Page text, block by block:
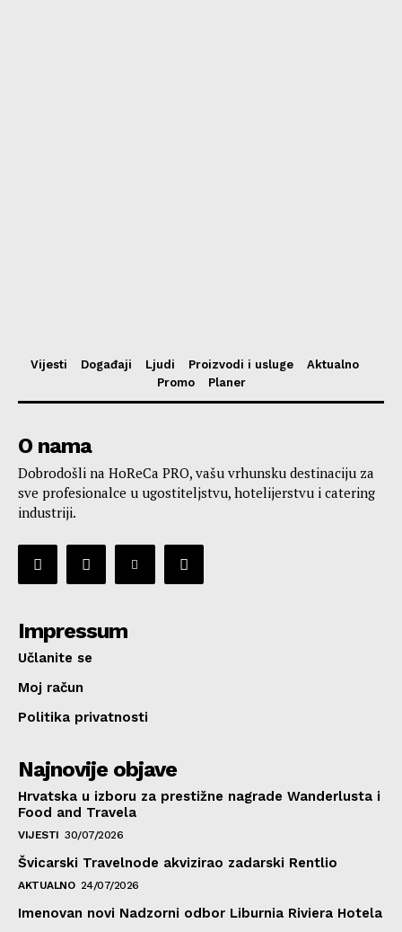
Vijesti Događaji Ljudi Proizvodi i usluge
Aktualno
Promo
Planer
O nama
Dobrodošli na HoReCa PRO, vašu vrhunsku destinaciju za
sve profesionalce u ugostiteljstvu, hotelijerstvu i catering
industriji.
Impressum
Učlanite se
Moj račun
Politika privatnosti
Najnovije objave
Hrvatska u izboru za prestižne nagrade Wanderlusta i
Food and Travela
VIJESTI 30/07/2026
Švicarski Travelnode akvizirao zadarski Rentlio
AKTUALNO 24/07/2026
Imenovan novi Nadzorni odbor Liburnia Riviera Hotela